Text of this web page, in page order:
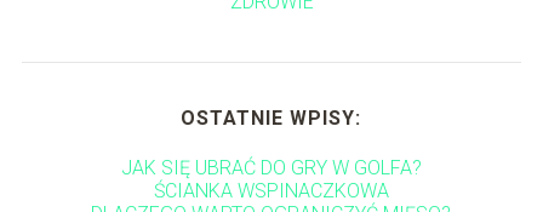
OSTATNIE WPISY:
JAK SIĘ UBRAĆ DO GRY W GOLFA?
ŚCIANKA WSPINACZKOWA